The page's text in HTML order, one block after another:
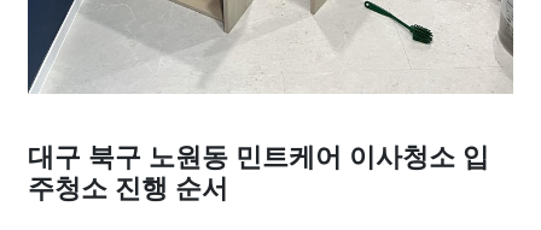
대구 북구 노원동 민트케어 이사청소 입
주청소 진행 순서